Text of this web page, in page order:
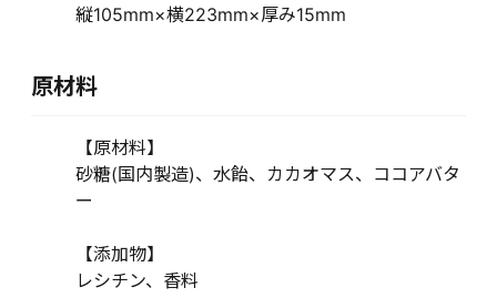
縦105mm×横223mm×厚み15mm
原材料
【原材料】
砂糖(国内製造)、水飴、カカオマス、ココアバタ
ー
【添加物】
レシチン、香料